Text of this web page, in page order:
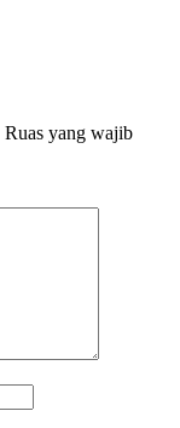
Ruas yang wajib